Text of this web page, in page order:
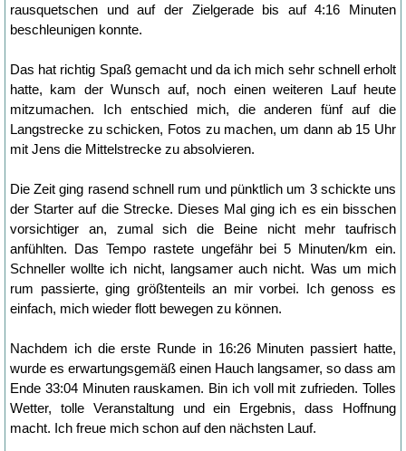
rausquetschen und auf der Zielgerade bis auf 4:16 Minuten
beschleunigen konnte.
Das hat richtig Spaß gemacht und da ich mich sehr schnell erholt
hatte, kam der Wunsch auf, noch einen weiteren Lauf heute
mitzumachen. Ich entschied mich, die anderen fünf auf die
Langstrecke zu schicken, Fotos zu machen, um dann ab 15 Uhr
mit Jens die Mittelstrecke zu absolvieren.
Die Zeit ging rasend schnell rum und pünktlich um 3 schickte uns
der Starter auf die Strecke. Dieses Mal ging ich es ein bisschen
vorsichtiger an, zumal sich die Beine nicht mehr taufrisch
anfühlten. Das Tempo rastete ungefähr bei 5 Minuten/km ein.
Schneller wollte ich nicht, langsamer auch nicht. Was um mich
rum passierte, ging größtenteils an mir vorbei. Ich genoss es
einfach, mich wieder flott bewegen zu können.
Nachdem ich die erste Runde in 16:26 Minuten passiert hatte,
wurde es erwartungsgemäß einen Hauch langsamer, so dass am
Ende 33:04 Minuten rauskamen. Bin ich voll mit zufrieden. Tolles
Wetter, tolle Veranstaltung und ein Ergebnis, dass Hoffnung
macht. Ich freue mich schon auf den nächsten Lauf.